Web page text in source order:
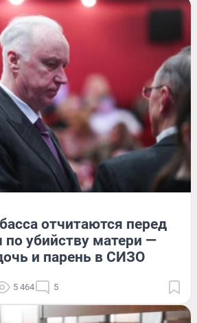
отчитаются перед
убийству матери —
и парень в СИЗО
5 464 5